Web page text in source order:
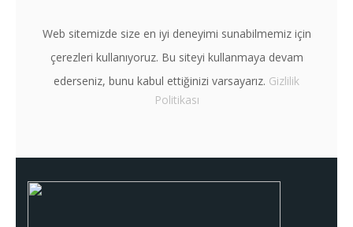
Web sitemizde size en iyi deneyimi sunabilmemiz için
çerezleri kullanıyoruz. Bu siteyi kullanmaya devam
ederseniz, bunu kabul ettiğinizi varsayarız. Gizlilik
Politikası